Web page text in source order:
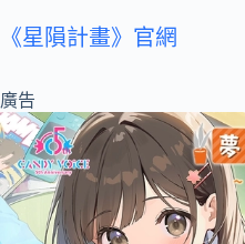
《星隕計畫》官網
廣告